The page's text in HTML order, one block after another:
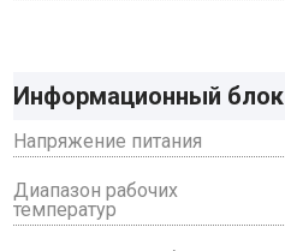
Информационный блок
Напряжение питания
Диапазон рабочих
температур